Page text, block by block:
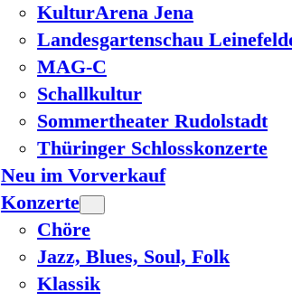
KulturArena Jena
Landesgartenschau
MAG-C
Schallkultur
Sommertheater Rudolstadt
Thüringer Schlosskonzerte
Neu im Vorverkauf
Konzerte
Chöre
Jazz, Blues, Soul, Folk
Klassik